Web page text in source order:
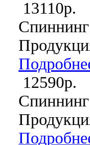
13110р.
12590р.